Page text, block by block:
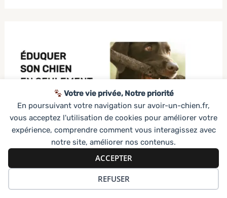
Votre vie privée, Notre priorité
En poursuivant votre navigation sur avoir-un-chien.fr,
vous acceptez l'utilisation de cookies pour améliorer votre
expérience, comprendre comment vous interagissez avec
notre site, améliorer nos contenus.
ACCEPTER
REFUSER